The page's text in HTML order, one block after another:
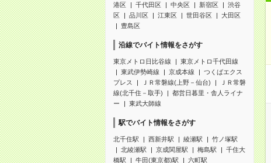
港区 千代田区 中央区 新宿区
渋谷
区
品川区 江東区 世田谷区
大田区
豊島区
沿線でバイト情報をさがす
東京メトロ日比谷線
東京メトロ千代田線
東武伊勢崎線
京成本線
つくばエクス
プレス
ＪＲ常磐線(上野－仙台)
ＪＲ常磐
線(北千住－取手)
都営日暮里・舎人ライナ
ー
東武大師線
駅でバイト情報をさがす
北千住駅 西新井駅 綾瀬駅
竹ノ塚駅
北綾瀬駅
京成関屋駅 梅島駅
千住大
橋駅
牛田(東京都)駅 六町駅